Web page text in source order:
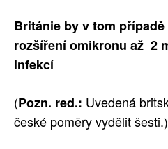
Británie by v tom
rozšíření omikronu až 2
infekcí
(Pozn. red.: Uvedená
české poměry vydělit šesti.)